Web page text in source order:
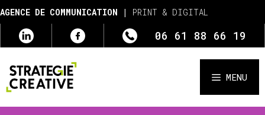
Aller
contenu
AGENCE DE COMMUNICATION | PRINT & DIGITAL
06 61 88 66 19
MENU